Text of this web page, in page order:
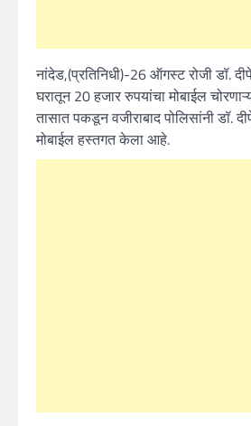
नांदेड,(प्रतिनिधी)-26 ऑगस्ट रोजी डॉ.
घरातून 20 हजार रुपयांचा मोबाईल
तासात पकडून वजीराबाद पोलिसांनी डॉ.
मोबाईल हस्तगत केला आहे.